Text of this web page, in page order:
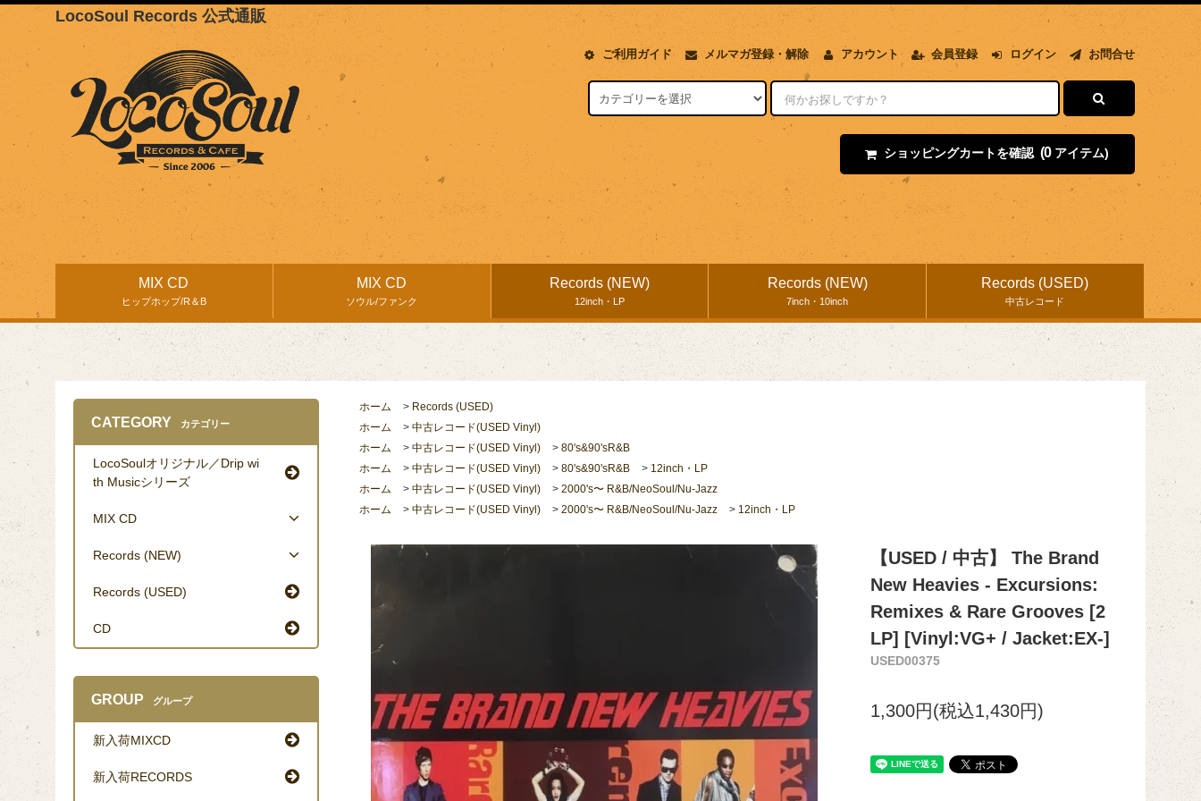
LocoSoul Records 公式通販
ご利用ガイド メルマガ登録・解除 アカウント 会員登録 ログイン お問合せ
ショッピングカートを確認 (0 アイテム)
MIX CD
ヒップホップ/R＆B
MIX CD
ソウル/ファンク
Records (NEW)
12inch・LP
Records (NEW)
7inch・10inch
Records (USED)
中古レコード
ホーム > Records (USED)
ホーム
> 中古レコード(USED Vinyl)
ホーム
> 中古レコード(USED Vinyl) > 80's&90'sR&B
ホーム
> 中古レコード(USED Vinyl) > 80's&90'sR&B > 12inch・LP
ホーム
> 中古レコード(USED Vinyl) > 2000's〜 R&B/NeoSoul/Nu-Jazz
ホーム
> 中古レコード(USED Vinyl) > 2000's〜 R&B/NeoSoul/Nu-Jazz > 12inch・LP
【USED / 中古】 The Brand
New Heavies - Excursions:
Remixes & Rare Grooves [2
LP] [Vinyl:VG+ / Jacket:EX-]
USED00375
1,300円(税込1,430円)
CATEGORY カテゴリー
LocoSoulオリジナル／Drip wi
th Musicシリーズ
MIX CD
Records (NEW)
Records (USED)
CD
GROUP グループ
新入荷MIXCD
新入荷RECORDS